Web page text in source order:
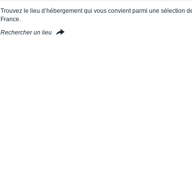
Trouvez le lieu d’hébergement qui vous convient parmi une sélection
France.
Rechercher un lieu